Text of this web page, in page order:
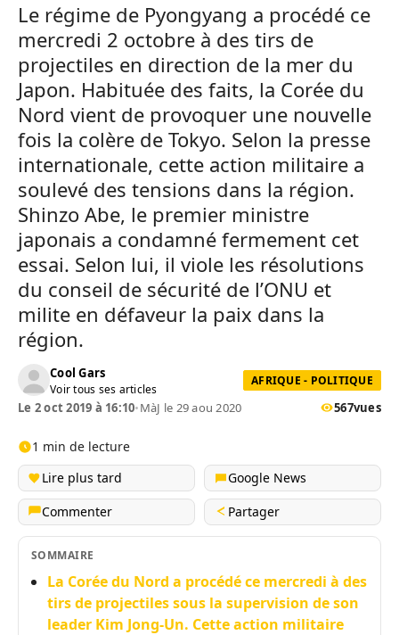
Le régime de Pyongyang a procédé ce
mercredi 2 octobre à des tirs de
projectiles en direction de la mer du
Japon. Habituée des faits, la Corée du
Nord vient de provoquer une nouvelle
fois la colère de Tokyo. Selon la presse
internationale, cette action militaire a
soulevé des tensions dans la région.
Shinzo Abe, le premier ministre
japonais a condamné fermement cet
essai. Selon lui, il viole les résolutions
du conseil de sécurité de l’ONU et
milite en défaveur la paix dans la
région.
Cool Gars
Voir tous ses articles
AFRIQUE - POLITIQUE
Le 2 oct 2019 à 16:10•MàJ le 29 aou 2020 567vues
1 min de lecture
Lire plus tard
Google News
Commenter
Partager
SOMMAIRE
La Corée du Nord a procédé ce mercredi à des
tirs de projectiles sous la supervision de son
leader Kim Jong-Un. Cette action militaire